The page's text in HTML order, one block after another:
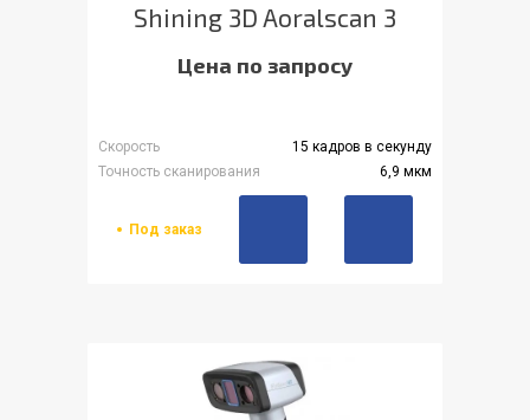
Shining 3D Aoralscan 3
Цена по запросу
Скорость
15 кадров в секунду
Точность сканирования
6,9 мкм
Под заказ